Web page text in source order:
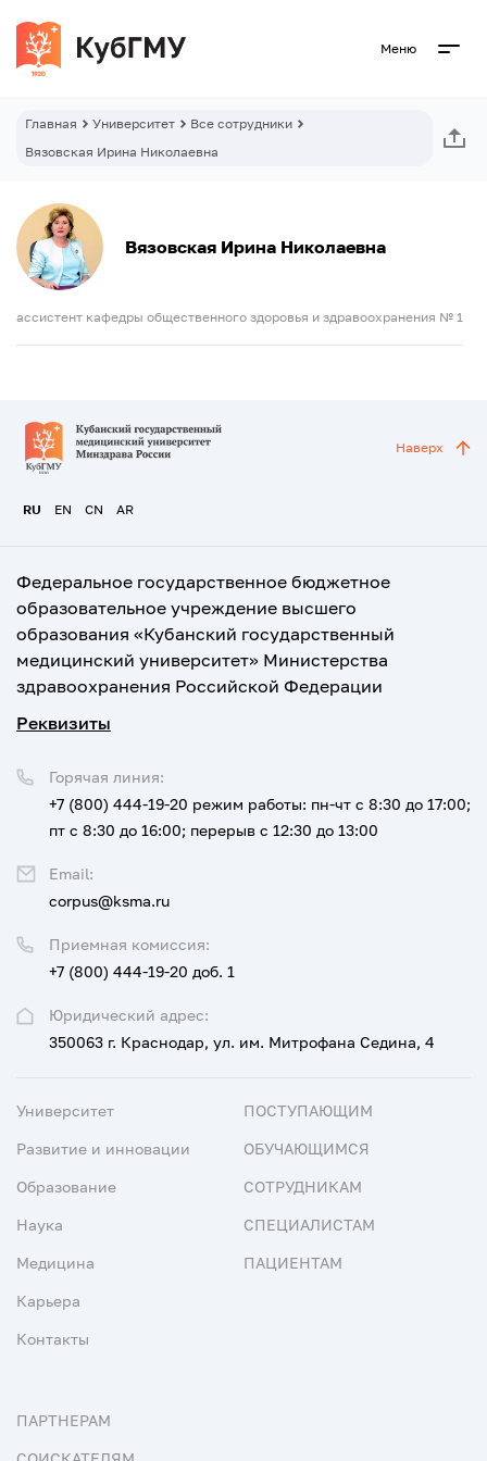
Меню
Главная Университет
Все сотрудники
Вязовская Ирина Николаевна
Вязовская Ирина Николаевна
ассистент кафедры общественного здоровья и здравоохранения № 1
RU EN CN AR
Наверх
Федеральное государственное бюджетное
образовательное учреждение высшего
образования «Кубанский государственный
медицинский университет» Министерства
здравоохранения Российской Федерации
Реквизиты
Юридический адрес:
350063 г. Краснодар, ул. им. Митрофана Седина, 4
Приемная комиссия:
+7 (800) 444-19-20 доб. 1
Горячая линия:
+7 (800) 444-19-20 режим работы: пн-чт с 8:30 до 17:00;
пт с 8:30 до 16:00; перерыв с 12:30 до 13:00
Email:
corpus@ksma.ru
Университет
Развитие и инновации
Образование
Наука
Медицина
Карьера
Контакты
ПОСТУПАЮЩИМ
ОБУЧАЮЩИМСЯ
СОТРУДНИКАМ
СПЕЦИАЛИСТАМ
ПАЦИЕНТАМ
ПАРТНЕРАМ